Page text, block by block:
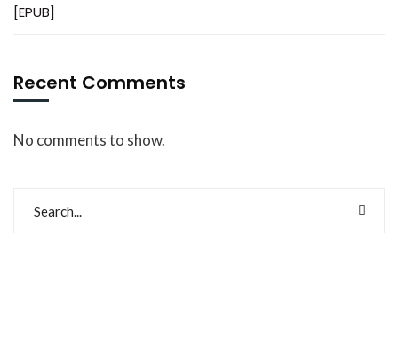
[EPUB]
Recent Comments
No comments to show.